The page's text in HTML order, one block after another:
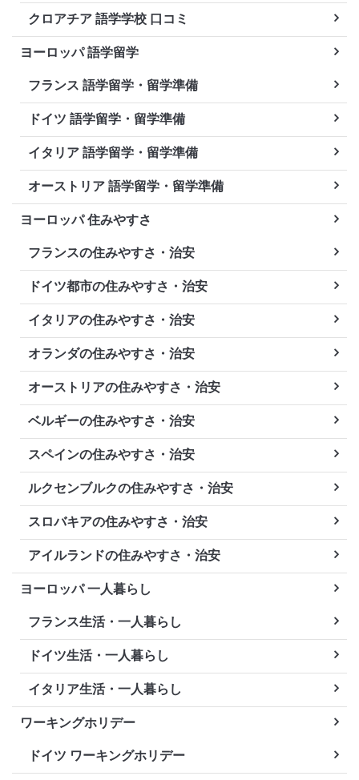
クロアチア 語学学校 口コミ
ヨーロッパ 語学留学
フランス 語学留学・留学準備
ドイツ 語学留学・留学準備
イタリア 語学留学・留学準備
オーストリア 語学留学・留学準備
ヨーロッパ 住みやすさ
フランスの住みやすさ・治安
ドイツ都市の住みやすさ・治安
イタリアの住みやすさ・治安
オランダの住みやすさ・治安
オーストリアの住みやすさ・治安
ベルギーの住みやすさ・治安
スペインの住みやすさ・治安
ルクセンブルクの住みやすさ・治安
スロバキアの住みやすさ・治安
アイルランドの住みやすさ・治安
ヨーロッパ 一人暮らし
フランス生活・一人暮らし
ドイツ生活・一人暮らし
イタリア生活・一人暮らし
ワーキングホリデー
ドイツ ワーキングホリデー